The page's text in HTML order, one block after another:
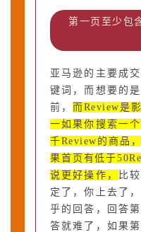
第一页至少包
亚马逊的主要成
键词，而想要的
前， 而Review是
一如果你搜索一
千Review的商品
果首页有低于
说更好操作，
比
定了，你上去了
乎的回答，回答
答就难了，如果